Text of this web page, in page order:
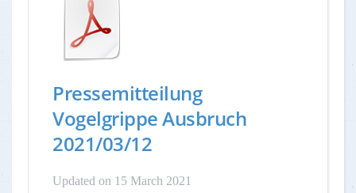
Pressemitteilung
Vogelgrippe Ausbruch
2021/03/12
Updated on 15 March 2021